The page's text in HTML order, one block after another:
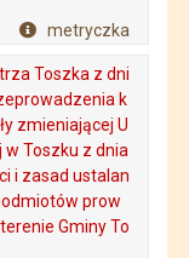
metryczka
Toszka z dni
k
zmieniającej U
w Toszku z dnia
i zasad ustalan
prow
Gminy To